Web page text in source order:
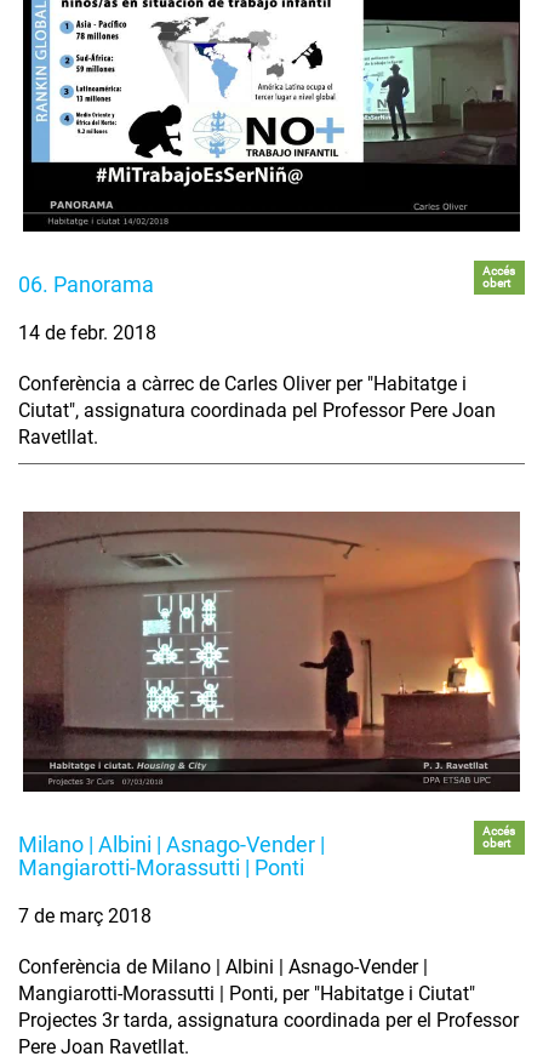
06. Panorama
Accés
obert
14 de febr. 2018
Conferència a càrrec de Carles Oliver per "Habitatge i
Ciutat", assignatura coordinada pel Professor Pere Joan
Ravetllat.
Milano | Albini | Asnago-Vender |
Mangiarotti-Morassutti | Ponti
Accés
obert
7 de març 2018
Conferència de Milano | Albini | Asnago-Vender |
Mangiarotti-Morassutti | Ponti, per "Habitatge i Ciutat"
Projectes 3r tarda, assignatura coordinada per el Professor
Pere Joan Ravetllat.